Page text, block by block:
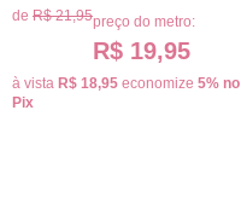
de R$ 21,95preço do metro:
R$ 19,95
à vista R$ 18,95 economize 5% no
Pix